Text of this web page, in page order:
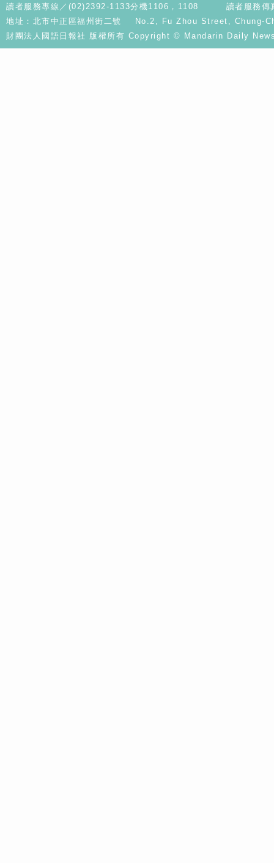
讀者服務專線／(02)2392-1133分機1106，1108
讀者服務
地址：北市中正區福州街二號 No.2, Fu Zhou Street, Chung-
財團法人國語日報社 版權所有 Copyright © Mandarin Daily